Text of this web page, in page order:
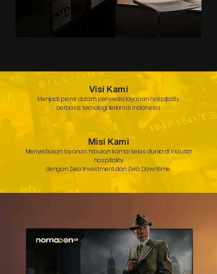
Visi Kami
Menjadi pionir dalam penyedia layanan hospitality
berbasis teknologi terkini di Indonesia.
Misi Kami
Menyediakan layanan hiburan kamar kelas dunia di industri
hospitality
dengan Zero Investment dan Zero Downtime.